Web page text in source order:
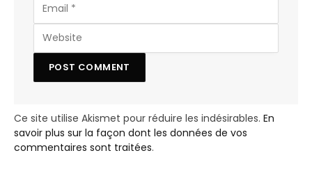
Ce site utilise Akismet pour réduire les indésirables. En
savoir plus sur la façon dont les données de vos
commentaires sont traitées.